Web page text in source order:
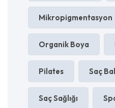
Mikropigmentasyon
Organik Boya
Pilates Saç
Saç Sağlığı